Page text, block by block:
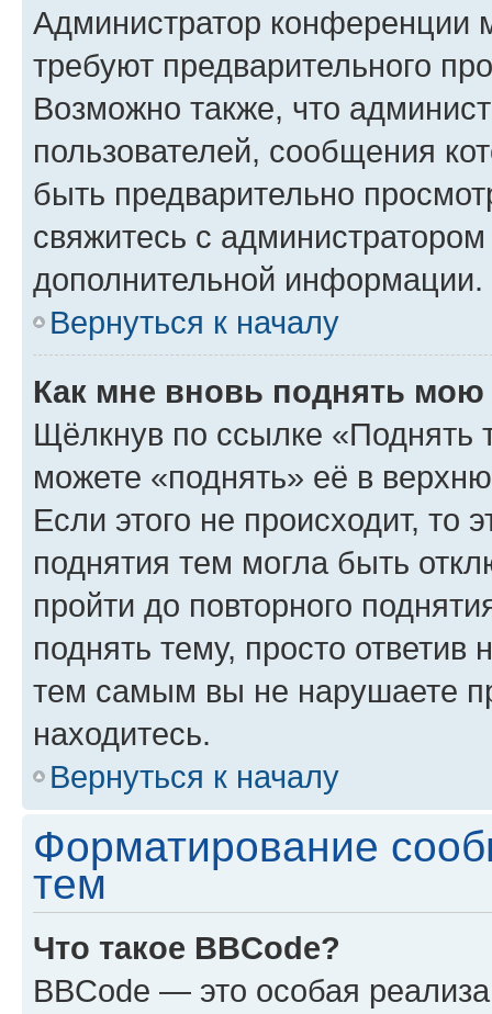
Администратор конференции
требуют предварительного
Возможно также, что
пользователей, сообщения
быть предварительно
свяжитесь с
дополнительной информации.
Вернуться к началу
Как мне вновь поднять мою
Щёлкнув по ссылке «Поднять
можете «поднять» её в
Если этого не происходит, то
поднятия тем могла быть
пройти до повторного
поднять тему, просто ответив
тем самым вы не нарушаете
находитесь.
Вернуться к началу
Форматирование
тем
Что такое BBCode?
BBCode — это особая